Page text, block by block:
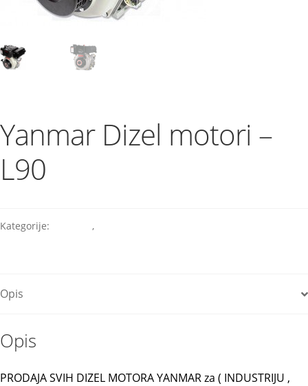
Yanmar Dizel motori –
L90
Kategorije: ,
Opis
Opis
PRODAJA SVIH DIZEL MOTORA YANMAR za ( INDUSTRIJU ,